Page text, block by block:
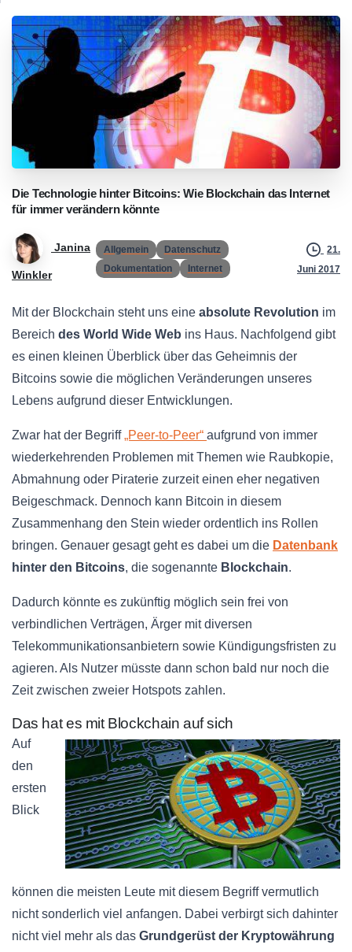
Die Technologie hinter Bitcoins: Wie Blockchain das Internet
für immer verändern könnte
Janina
Winkler
Allgemein
Datenschutz
Dokumentation
Internet
21.
Juni 2017
Mit der Blockchain steht uns eine absolute Revolution im
Bereich des World Wide Web ins Haus. Nachfolgend gibt
es einen kleinen Überblick über das Geheimnis der
Bitcoins sowie die möglichen Veränderungen unseres
Lebens aufgrund dieser Entwicklungen.
Zwar hat der Begriff„Peer-to-Peer“ aufgrund von immer
wiederkehrenden Problemen mit Themen wie Raubkopie,
Abmahnung oder Piraterie zurzeit einen eher negativen
Beigeschmack. Dennoch kann Bitcoin in diesem
Zusammenhang den Stein wieder ordentlich ins Rollen
bringen. Genauer gesagt geht es dabei um die Datenbank
hinter den Bitcoins, die sogenannte Blockchain.
Dadurch könnte es zukünftig möglich sein frei von
verbindlichen Verträgen, Ärger mit diversen
Telekommunikationsanbietern sowie Kündigungsfristen zu
agieren. Als Nutzer müsste dann schon bald nur noch die
Zeit zwischen zweier Hotspots zahlen.
Das hat es mit Blockchain auf sich
Auf
den
ersten
Blick
können die meisten Leute mit diesem Begriff vermutlich
nicht sonderlich viel anfangen. Dabei verbirgt sich dahinter
nicht viel mehr als das Grundgerüst der Kryptowährung